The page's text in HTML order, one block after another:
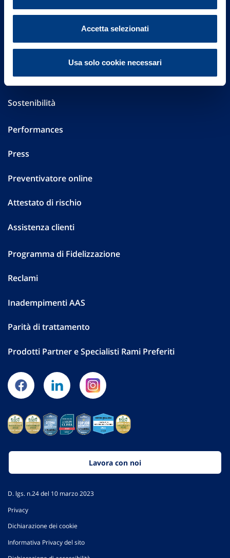
Accetta selezionati
Usa solo cookie necessari
Altre informazioni
Sostenibilità
Performances
Press
Preventivatore online
Attestato di rischio
Assistenza clienti
Programma di Fidelizzazione
Reclami
Inadempimenti AAS
Parità di trattamento
Prodotti Partner e Specialisti Rami Preferiti
Lavora con noi
D. lgs. n.24 del 10 marzo 2023
Privacy
Dichiarazione dei cookie
Informativa Privacy del sito